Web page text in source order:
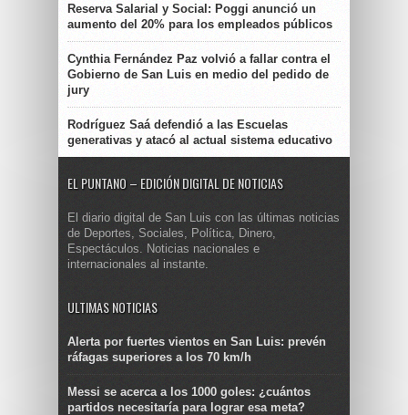
Reserva Salarial y Social: Poggi anunció un
aumento del 20% para los empleados públicos
Cynthia Fernández Paz volvió a fallar contra el
Gobierno de San Luis en medio del pedido de
jury
Rodríguez Saá defendió a las Escuelas
generativas y atacó al actual sistema educativo
EL PUNTANO – EDICIÓN DIGITAL DE NOTICIAS
El diario digital de San Luis con las últimas noticias
de Deportes, Sociales, Política, Dinero,
Espectáculos. Noticias nacionales e
internacionales al instante.
ULTIMAS NOTICIAS
Alerta por fuertes vientos en San Luis: prevén
ráfagas superiores a los 70 km/h
Messi se acerca a los 1000 goles: ¿cuántos
partidos necesitaría para lograr esa meta?